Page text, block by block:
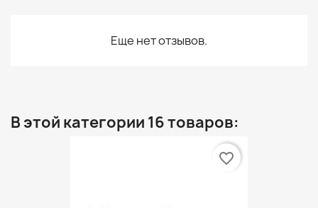
Еще нет отзывов.
В этой категории 16 товаров:
favorite_border